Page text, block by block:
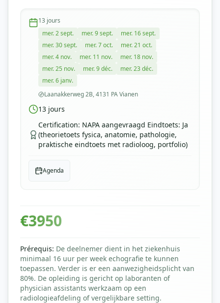
13 jours
mer. 2 sept.
mer. 9 sept.
mer. 16 sept.
mer. 30 sept.
mer. 7 oct.
mer. 21 oct.
mer. 4 nov.
mer. 11 nov.
mer. 18 nov.
mer. 25 nov.
mer. 9 déc.
mer. 23 déc.
mer. 6 janv.
Laanakkerweg 2B, 4131 PA Vianen
13 jours
Certification: NAPA aangevraagd Eindtoets: Ja
(theorietoets fysica, anatomie, pathologie,
praktische eindtoets met radioloog, portfolio)
Agenda
€3950
Prérequis: De deelnemer dient in het ziekenhuis
minimaal 16 uur per week echografie te kunnen
toepassen. Verder is er een aanwezigheidsplicht van
80%. De opleiding is gericht op laboranten of
physician assistants werkzaam op een
radiologieafdeling of vergelijkbare setting.